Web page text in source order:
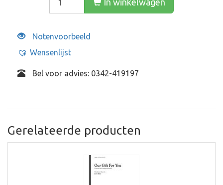
In winkelwagen
Notenvoorbeeld
Wensenlijst
Bel voor advies: 0342-419197
Gerelateerde producten